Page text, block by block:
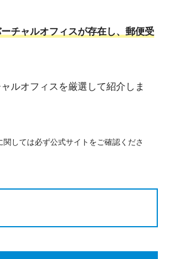
チャルオフィスが存在し、郵便受
ルオフィスを厳選して紹介しま
しては必ず公式サイトをご確認くださ